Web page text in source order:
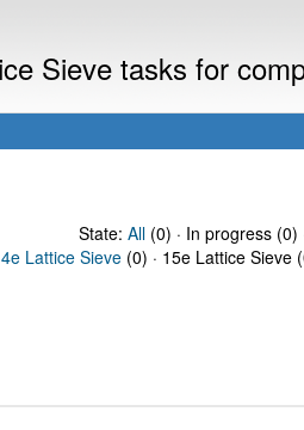
Sieve tasks for
State: All(0) · In progress (0)
Lattice Sieve (0) · 15e Lattice Sieve